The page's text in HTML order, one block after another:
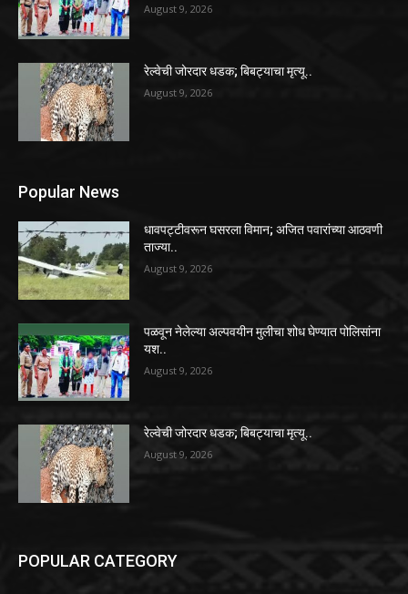
August 9, 2026
रेल्वेची जोरदार धडक; बिबट्याचा मृत्यू..
August 9, 2026
Popular News
धावपट्टीवरून घसरला विमान; अजित पवारांच्या आठवणी
ताज्या..
August 9, 2026
पळवून नेलेल्या अल्पवयीन मुलीचा शोध घेण्यात पोलिसांना
यश..
August 9, 2026
रेल्वेची जोरदार धडक; बिबट्याचा मृत्यू..
August 9, 2026
POPULAR CATEGORY